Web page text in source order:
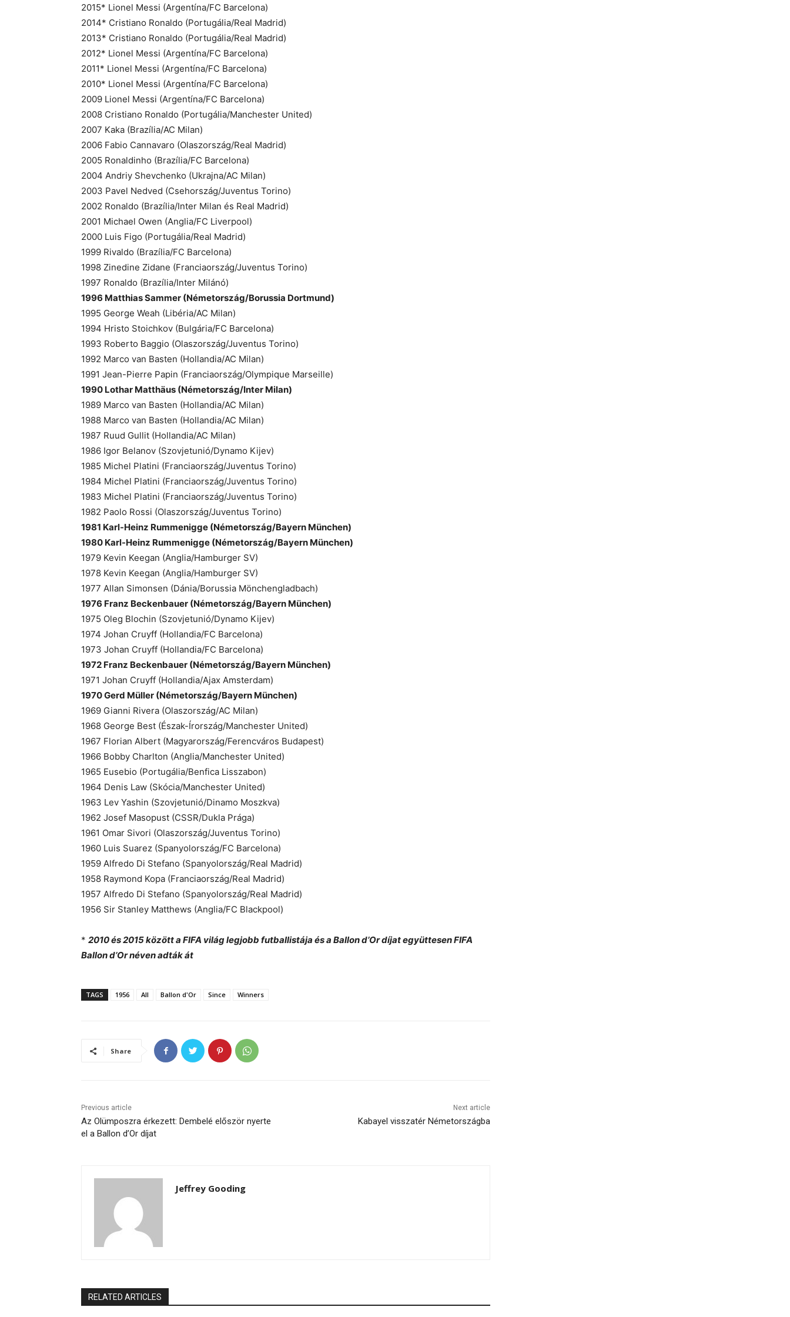
2015* Lionel Messi (Argentína/FC Barcelona)
2014* Cristiano Ronaldo (Portugália/Real Madrid)
2013* Cristiano Ronaldo (Portugália/Real Madrid)
2012* Lionel Messi (Argentína/FC Barcelona)
2011* Lionel Messi (Argentína/FC Barcelona)
2010* Lionel Messi (Argentína/FC Barcelona)
2009 Lionel Messi (Argentína/FC Barcelona)
2008 Cristiano Ronaldo (Portugália/Manchester United)
2007 Kaka (Brazília/AC Milan)
2006 Fabio Cannavaro (Olaszország/Real Madrid)
2005 Ronaldinho (Brazília/FC Barcelona)
2004 Andriy Shevchenko (Ukrajna/AC Milan)
2003 Pavel Nedved (Csehország/Juventus Torino)
2002 Ronaldo (Brazília/Inter Milan és Real Madrid)
2001 Michael Owen (Anglia/FC Liverpool)
2000 Luis Figo (Portugália/Real Madrid)
1999 Rivaldo (Brazília/FC Barcelona)
1998 Zinedine Zidane (Franciaország/Juventus Torino)
1997 Ronaldo (Brazília/Inter Milánó)
1996 Matthias Sammer (Németország/Borussia Dortmund)
1995 George Weah (Libéria/AC Milan)
1994 Hristo Stoichkov (Bulgária/FC Barcelona)
1993 Roberto Baggio (Olaszország/Juventus Torino)
1992 Marco van Basten (Hollandia/AC Milan)
1991 Jean-Pierre Papin (Franciaország/Olympique Marseille)
1990 Lothar Matthäus (Németország/Inter Milan)
1989 Marco van Basten (Hollandia/AC Milan)
1988 Marco van Basten (Hollandia/AC Milan)
1987 Ruud Gullit (Hollandia/AC Milan)
1986 Igor Belanov (Szovjetunió/Dynamo Kijev)
1985 Michel Platini (Franciaország/Juventus Torino)
1984 Michel Platini (Franciaország/Juventus Torino)
1983 Michel Platini (Franciaország/Juventus Torino)
1982 Paolo Rossi (Olaszország/Juventus Torino)
1981 Karl-Heinz Rummenigge (Németország/Bayern München)
1980 Karl-Heinz Rummenigge (Németország/Bayern München)
1979 Kevin Keegan (Anglia/Hamburger SV)
1978 Kevin Keegan (Anglia/Hamburger SV)
1977 Allan Simonsen (Dánia/Borussia Mönchengladbach)
1976 Franz Beckenbauer (Németország/Bayern München)
1975 Oleg Blochin (Szovjetunió/Dynamo Kijev)
1974 Johan Cruyff (Hollandia/FC Barcelona)
1973 Johan Cruyff (Hollandia/FC Barcelona)
1972 Franz Beckenbauer (Németország/Bayern München)
1971 Johan Cruyff (Hollandia/Ajax Amsterdam)
1970 Gerd Müller (Németország/Bayern München)
1969 Gianni Rivera (Olaszország/AC Milan)
1968 George Best (Észak-Írország/Manchester United)
1967 Florian Albert (Magyarország/Ferencváros Budapest)
1966 Bobby Charlton (Anglia/Manchester United)
1965 Eusebio (Portugália/Benfica Lisszabon)
1964 Denis Law (Skócia/Manchester United)
1963 Lev Yashin (Szovjetunió/Dinamo Moszkva)
1962 Josef Masopust (CSSR/Dukla Prága)
1961 Omar Sivori (Olaszország/Juventus Torino)
1960 Luis Suarez (Spanyolország/FC Barcelona)
1959 Alfredo Di Stefano (Spanyolország/Real Madrid)
1958 Raymond Kopa (Franciaország/Real Madrid)
1957 Alfredo Di Stefano (Spanyolország/Real Madrid)
1956 Sir Stanley Matthews (Anglia/FC Blackpool)
* 2010 és 2015 között a FIFA világ legjobb futballistája és a Ballon d’Or díjat együttesen FIFA
Ballon d’Or néven adták át
TAGS 1956 All Ballon d'Or Since Winners
Share
Previous article
Az Olümposzra érkezett: Dembelé először nyerte
el a Ballon d’Or díjat
Next article
Kabayel visszatér Németországba
Jeffrey Gooding
RELATED ARTICLES